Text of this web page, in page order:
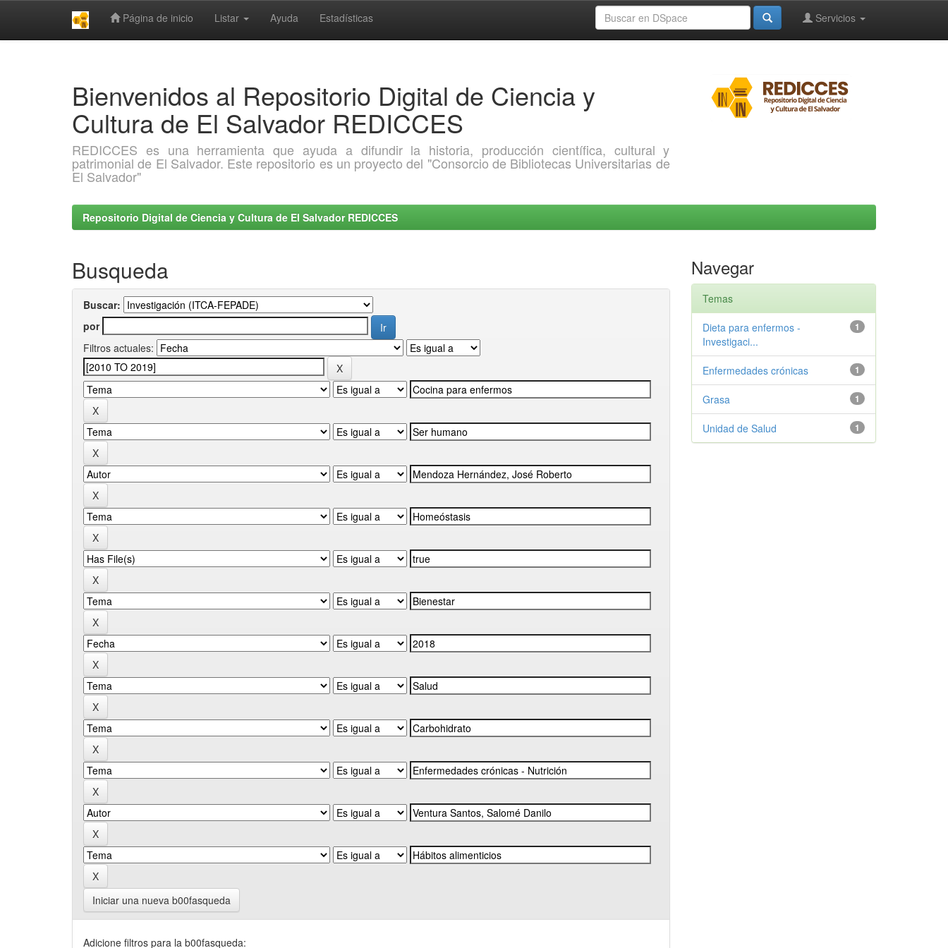
Página de inicio Listar Ayuda Estadísticas Servicios
Bienvenidos al Repositorio Digital de Ciencia y
Cultura de El Salvador REDICCES
REDICCES es una herramienta que ayuda a difundir la historia, producción científica, cultural y
patrimonial de El Salvador. Este repositorio es un proyecto del "Consorcio de Bibliotecas Universitarias de
El Salvador"
Repositorio Digital de Ciencia y Cultura de El Salvador REDICCES
Busqueda
Buscar:
por
Filtros actuales:
Iniciar una nueva b00fasqueda
Adicione filtros para la b00fasqueda:
Navegar
Temas
1
Dieta para enfermos -
Investigaci...
1
Enfermedades crónicas
1
Grasa
1
Unidad de Salud